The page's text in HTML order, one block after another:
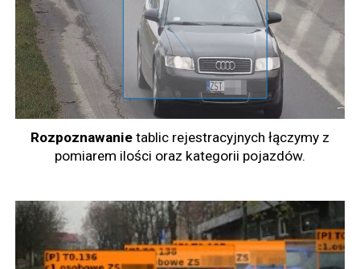
Rozpoznawanie tablic rejestracyjnych łączymy z
pomiarem ilości oraz kategorii pojazdów.